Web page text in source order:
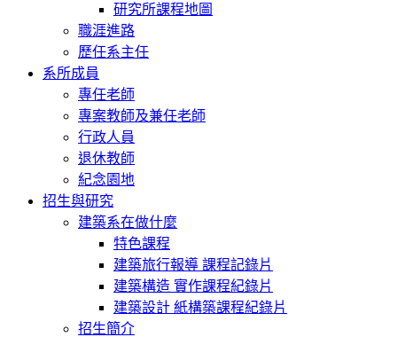
研究所課程地圖
職涯進路
歷任系主任
系所成員
專任老師
專案教師及兼任老師
行政人員
退休教師
紀念園地
招生與研究
建築系在做什麼
特色課程
建築旅行報導 課程記錄片
建築構造 實作課程紀錄片
建築設計 紙構築課程紀錄片
招生簡介